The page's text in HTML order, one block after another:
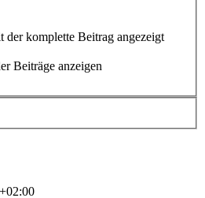
der komplette Beitrag angezeigt
Beiträge anzeigen